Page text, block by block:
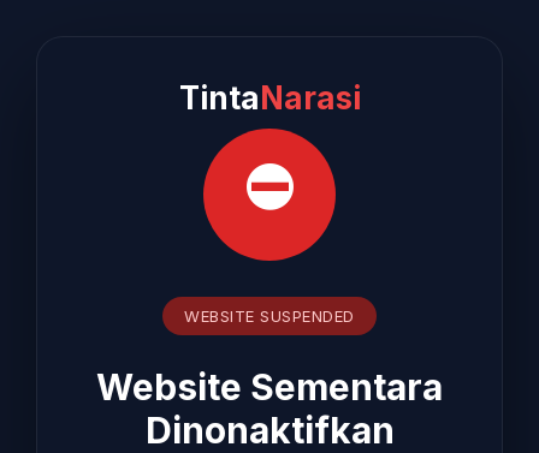
TintaNarasi
⛔
WEBSITE SUSPENDED
Website Sementara
Dinonaktifkan